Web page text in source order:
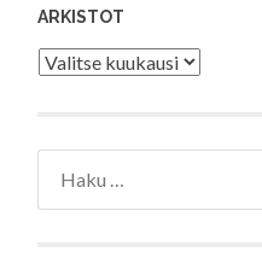
ARKISTOT
Arkistot